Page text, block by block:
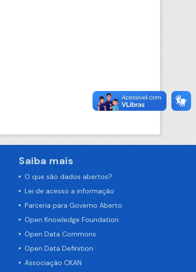
Saiba mais
O que são dados abertos?
Lei de acesso a informação
Parceria para Governo Aberto
Open Knowledge Foundation
Open Data Commons
Open Data Definition
Associação CKAN